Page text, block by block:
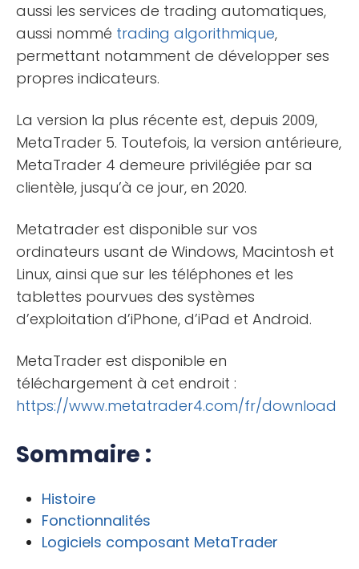
aussi les services de trading automatiques,
aussi nommé trading algorithmique,
permettant notamment de développer ses
propres indicateurs.
La version la plus récente est, depuis 2009,
MetaTrader 5. Toutefois, la version antérieure,
MetaTrader 4 demeure privilégiée par sa
clientèle, jusqu’à ce jour, en 2020.
Metatrader est disponible sur vos
ordinateurs usant de Windows, Macintosh et
Linux, ainsi que sur les téléphones et les
tablettes pourvues des systèmes
d’exploitation d’iPhone, d’iPad et Android.
MetaTrader est disponible en
téléchargement à cet endroit :
https://www.metatrader4.com/fr/download
Sommaire :
Histoire
Fonctionnalités
Logiciels composant MetaTrader